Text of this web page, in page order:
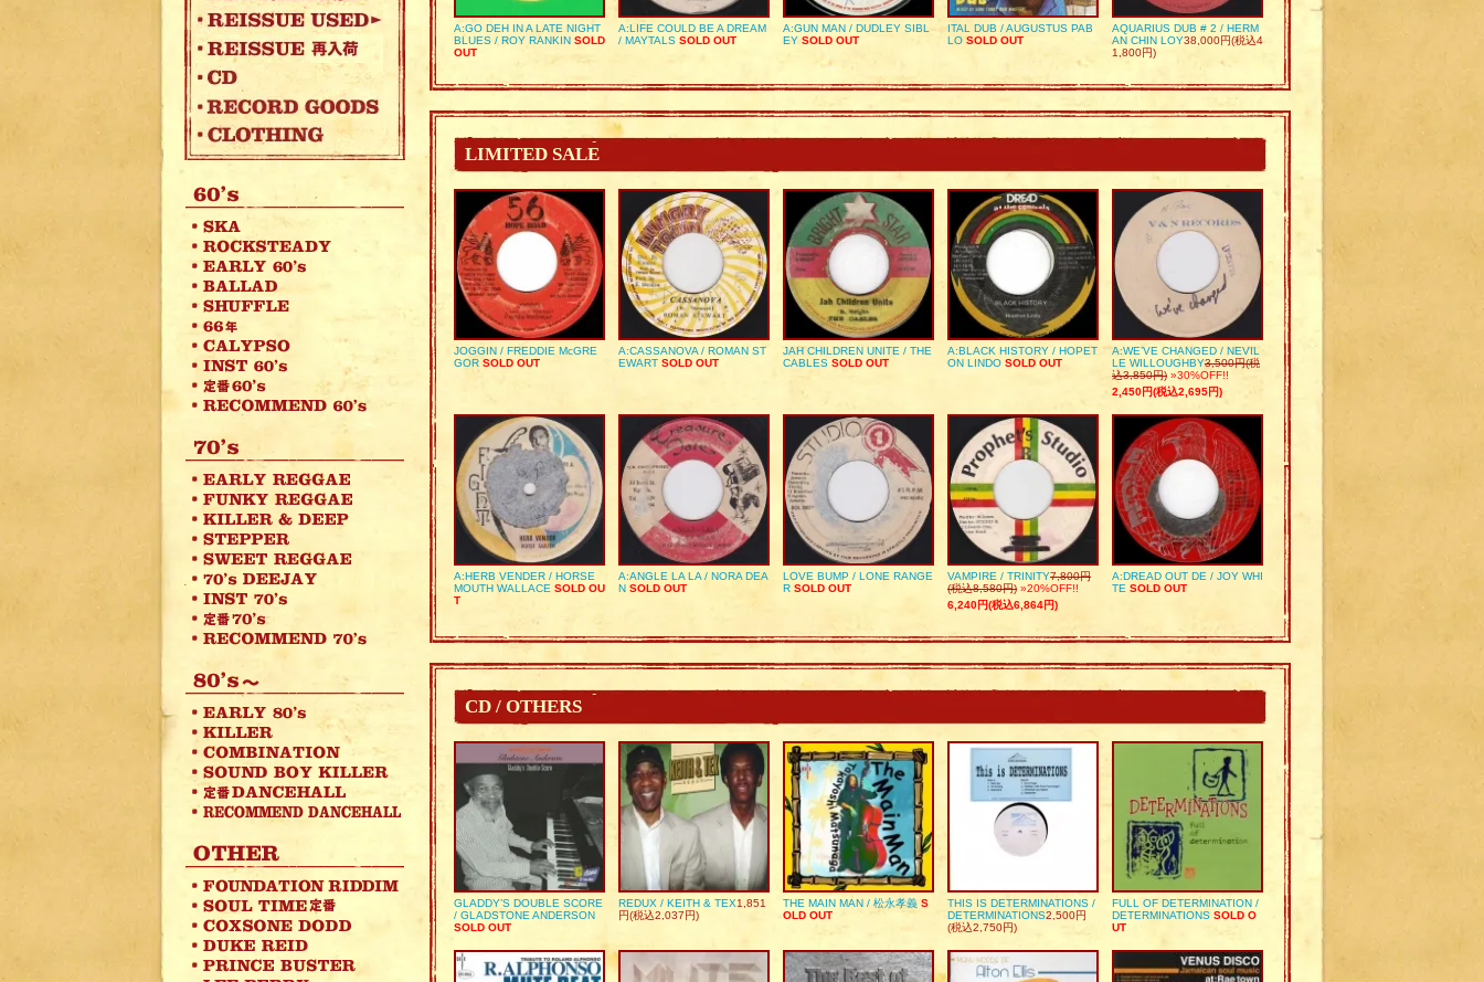
A:GO DEH IN A LATE NIGHT
BLUES / ROY RANKIN SOLD
OUT
A:LIFE COULD BE A DREAM
/ MAYTALS SOLD OUT
A:GUN MAN / DUDLEY SIBL
EY SOLD OUT
ITAL DUB / AUGUSTUS PAB
LO SOLD OUT
AQUARIUS DUB # 2 / HERM
AN CHIN LOY38,000円(税込4
1,800円)
LIMITED SALE
JOGGIN / FREDDIE McGRE
GOR SOLD OUT
A:CASSANOVA / ROMAN ST
EWART SOLD OUT
JAH CHILDREN UNITE / THE
CABLES SOLD OUT
A:BLACK HISTORY / HOPET
ON LINDO SOLD OUT
A:WE’VE CHANGED / NEVIL
LE WILLOUGHBY3,500円(税
込3,850円) »30%OFF!!
2,450円(税込2,695円)
A:HERB VENDER / HORSE
MOUTH WALLACE SOLD OU
T
A:ANGLE LA LA / NORA DEA
N SOLD OUT
LOVE BUMP / LONE RANGE
R SOLD OUT
VAMPIRE / TRINITY7,800円
(税込8,580円) »20%OFF!!
6,240円(税込6,864円)
A:DREAD OUT DE / JOY WHI
TE SOLD OUT
CD / OTHERS
GLADDY’S DOUBLE SCORE
/ GLADSTONE ANDERSON
SOLD OUT
REDUX / KEITH & TEX1,851
円(税込2,037円)
THE MAIN MAN / 松永孝義 S
OLD OUT
THIS IS DETERMINATIONS /
DETERMINATIONS2,500円
(税込2,750円)
FULL OF DETERMINATION /
DETERMINATIONS SOLD O
UT